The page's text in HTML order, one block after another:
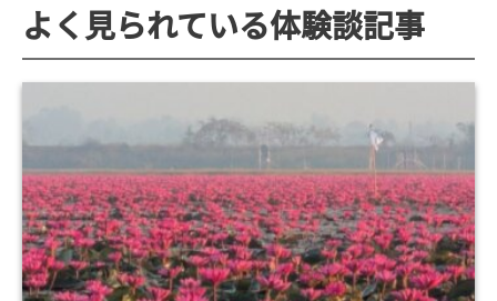
よく見られている体験談記事